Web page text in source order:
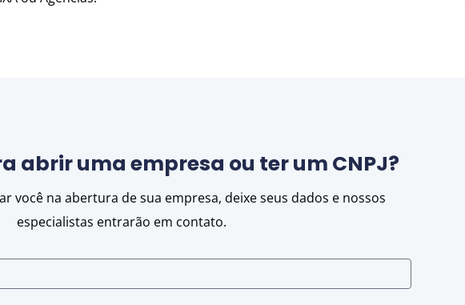
abrir uma empresa ou ter um CNPJ?
você na abertura de sua empresa, deixe seus dados e nossos
especialistas entrarão em contato.